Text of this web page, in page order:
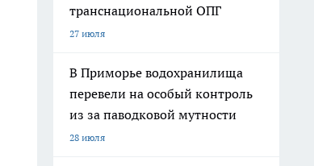
транснациональной ОПГ
27 июля
В Приморье водохранилища
перевели на особый контроль
из за паводковой мутности
28 июля